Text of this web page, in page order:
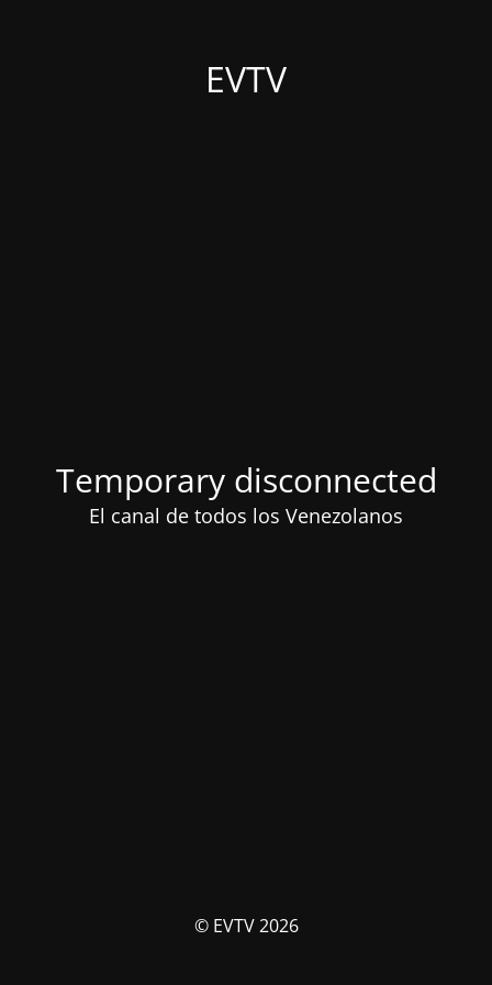
EVTV
Temporary disconnected
El canal de todos los Venezolanos
© EVTV 2026